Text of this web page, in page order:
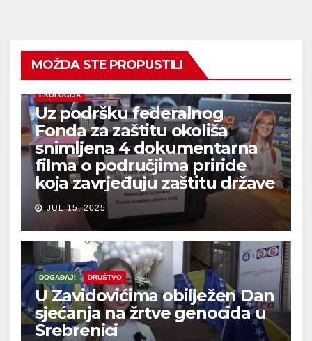
MOŽDA STE PROPUSTILI
EKOLOGIJA
Uz podršku federalnog
Fonda za zaštitu okoliša
snimljena 4 dokumentarna
filma o područjima priride
koja zavrjeđuju zaštitu države
JUL 15, 2025
DOGAĐAJI DRUŠTVO
U Zavidovićima obilježen Dan
sjećanja na žrtve genocida u
Srebrenici